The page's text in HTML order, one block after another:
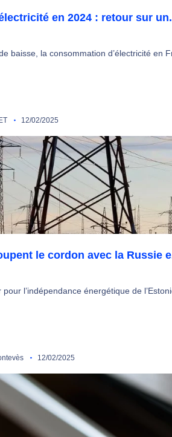
en 2024 : retour sur
baisse, la consommation d’électricité en
12/02/2025
le cordon avec la Russie
l’indépendance énergétique de
12/02/2025